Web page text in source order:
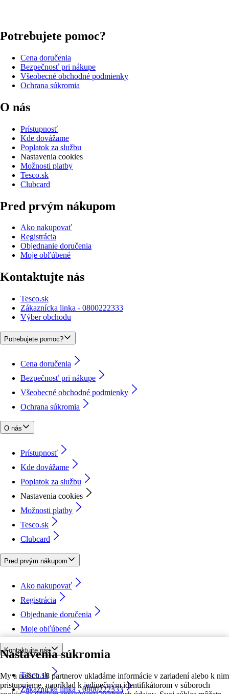
Nastavenia súkromia
My a našich 18 partnerov ukladáme informácie v zariadení alebo k nim
pristupujeme, napríklad k jedinečným identifikátorom v súboroch
Potrebujete pomoc?
Cena doručenia
Bezpečnosť pri nákupe
Všeobecné obchodné podmienky
Ochrana súkromia
O nás
Prístupnosť
Kde dovážame
Poplatok za službu
Nastavenia cookies
Možnosti platby
Tesco.sk
Clubcard
Pred prvým nákupom
Ako nakupovať
Registrácia
Objednanie doručenia
Moje obľúbené
Kontaktujte nás
Tesco.sk
Zákaznícka linka - 0800222333
Výber obchodu
Potrebujete pomoc?
Cena doručenia
Bezpečnosť pri nákupe
Všeobecné obchodné podmienky
Ochrana súkromia
O nás
Prístupnosť
Kde dovážame
Poplatok za službu
Nastavenia cookies
Možnosti platby
Tesco.sk
Clubcard
Pred prvým nákupom
Ako nakupovať
Registrácia
Objednanie doručenia
Moje obľúbené
Kontaktujte nás
Tesco.sk
Zákaznícka linka - 0800222333